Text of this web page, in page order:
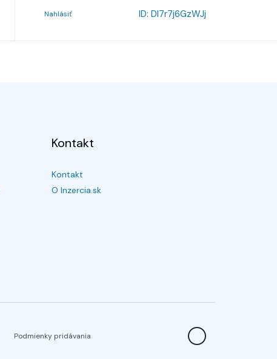
Nahlásiť ID: Dl7r7j6GzWJj
Kontakt
Kontakt
O Inzercia.sk
Podmienky pridávania